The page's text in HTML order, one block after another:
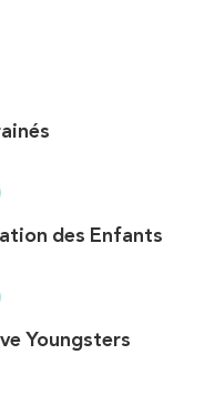
des Enfants
Youngsters